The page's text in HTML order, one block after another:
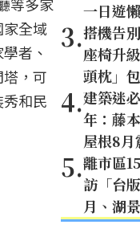
全域
者、
，可
和民
一日遊
3.搭機告
座椅升
頭枕」
4.建築迷
年：藤
屋根8
5.離市區
訪「台
月、湖